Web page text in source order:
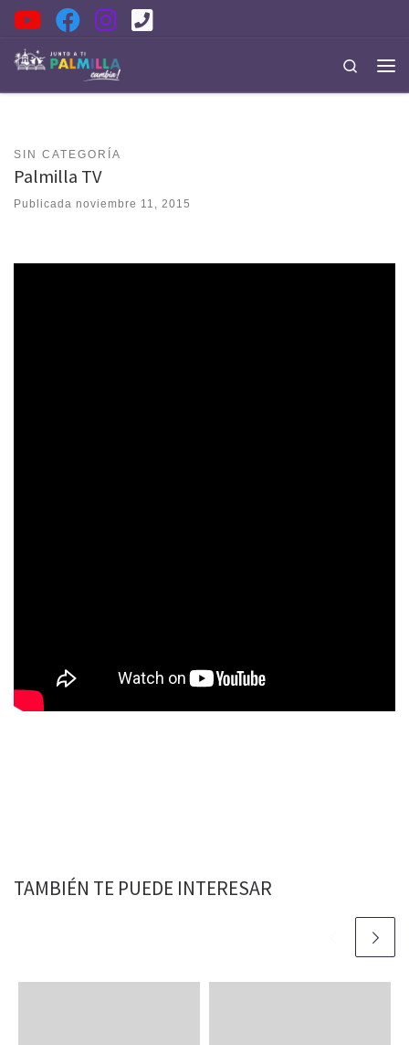
Saltar al contenido
Search
SIN CATEGORÍA
Palmilla TV
Publicada noviembre 11, 2015
TAMBIÉN TE PUEDE INTERESAR